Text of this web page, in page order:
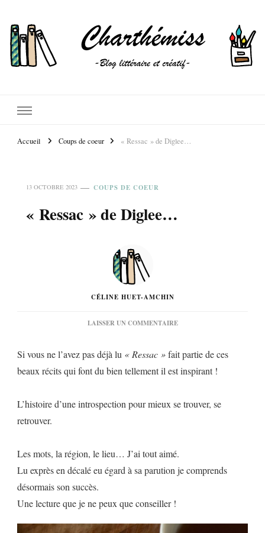
Accueil Coups de coeur « Ressac » de Diglee…
13 OCTOBRE 2023 COUPS DE COEUR
« Ressac » de Diglee…
CÉLINE HUET-AMCHIN
LAISSER UN COMMENTAIRESUR
DIGLEE…
Si vous ne l’avez pas déjà lu « Ressac »fait partie de ces
beaux récits qui font du bien tellement il est inspirant !
L’histoire d’une introspection pour mieux se trouver, se
retrouver.
Les mots, la région, le lieu… J’ai tout aimé.
Lu exprès en décalé eu égard à sa parution je comprends
désormais son succès.
Une lecture que je ne peux que conseiller !